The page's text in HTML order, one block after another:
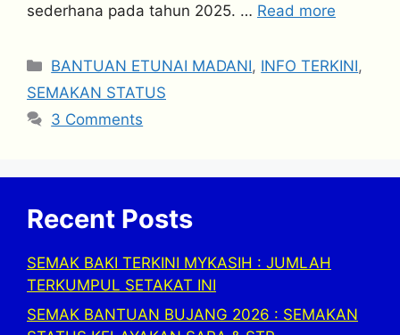
sederhana pada tahun 2025. … Read more
Categories
BANTUAN ETUNAI MADANI, INFO TERKINI,
SEMAKAN STATUS
3 Comments
Recent Posts
SEMAK BAKI TERKINI MYKASIH : JUMLAH
TERKUMPUL SETAKAT INI
SEMAK BANTUAN BUJANG 2026 : SEMAKAN